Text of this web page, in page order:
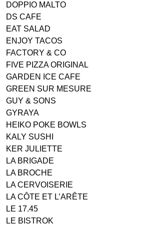
DOPPIO MALTO
DS CAFE
EAT SALAD
ENJOY TACOS
FACTORY & CO
FIVE PIZZA ORIGINAL
GARDEN ICE CAFE
GREEN SUR MESURE
GUY & SONS
GYRAYA
HEIKO POKE BOWLS
KALY SUSHI
KER JULIETTE
LA BRIGADE
LA BROCHE
LA CERVOISERIE
LA CÔTE ET L’ARÊTE
LE 17.45
LE BISTROK